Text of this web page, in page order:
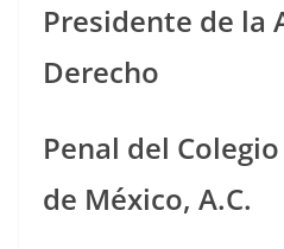
Presidente de la
Derecho
Penal del
de México, A.C.